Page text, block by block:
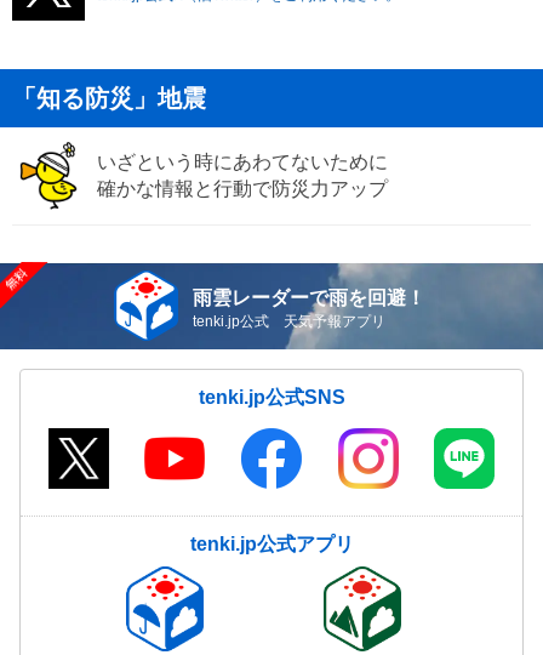
「知る防災」地震
いざという時にあわてないために
確かな情報と行動で防災力アップ
雨雲レーダーで雨を回避！
tenki.jp公式 天気予報アプリ
tenki.jp公式SNS
tenki.jp公式アプリ